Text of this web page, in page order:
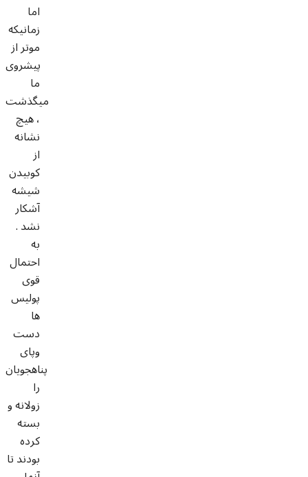
اما
زمانیکه
موتر از
پیشروی
ما
میگذشت
، هیچ
نشانه
از
کوبیدن
شیشه
آشکار
نشد .
به
احتمال
قوی
پولیس
ها
دست
وپای
پناهجویان
را
زولانه و
بسته
کرده
بودند تا